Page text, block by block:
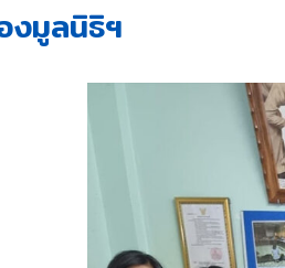
งมูลนิธิฯ